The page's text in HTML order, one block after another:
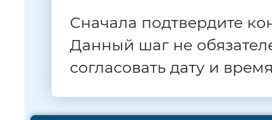
Сначала подтвердите
Данный шаг не
согласовать дату и